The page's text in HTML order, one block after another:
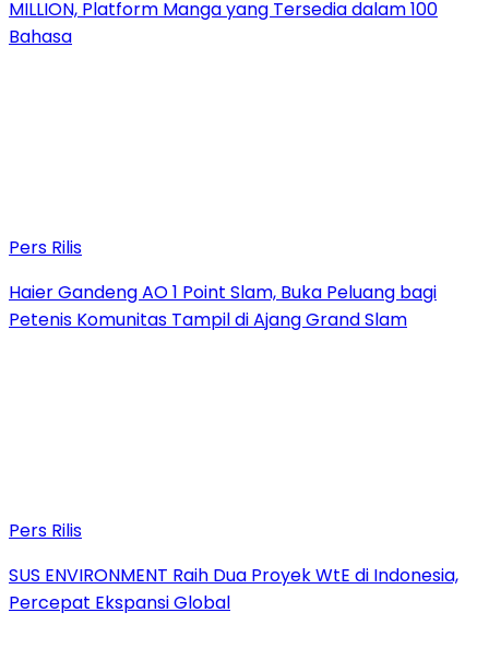
MILLION, Platform Manga yang Tersedia dalam 100
Bahasa
Pers Rilis
Haier Gandeng AO 1 Point Slam, Buka Peluang bagi
Petenis Komunitas Tampil di Ajang Grand Slam
Pers Rilis
SUS ENVIRONMENT Raih Dua Proyek WtE di Indonesia,
Percepat Ekspansi Global